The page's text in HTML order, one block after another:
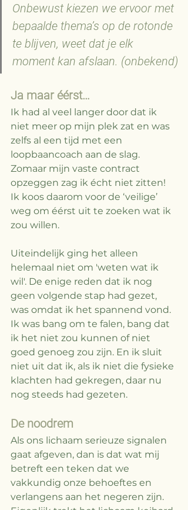
Onbewust kiezen we ervoor met
bepaalde thema’s op de rotonde
te blijven, weet dat je elk
moment kan afslaan. (onbekend)
Ja maar éérst…
Ik had al veel langer door dat ik
niet meer op mijn plek zat en was
zelfs al een tijd met een
loopbaancoach aan de slag.
Zomaar mijn vaste contract
opzeggen zag ik écht niet zitten!
Ik koos daarom voor de ‘veilige’
weg om éérst uit te zoeken wat ik
zou willen.
Uiteindelijk ging het alleen
helemaal niet om 'weten wat ik
wil'. De enige reden dat ik nog
geen volgende stap had gezet,
was omdat ik het spannend vond.
Ik was bang om te falen, bang dat
ik het niet zou kunnen of niet
goed genoeg zou zijn. En ik sluit
niet uit dat ik, als ik niet die fysieke
klachten had gekregen, daar nu
nog steeds had gezeten.
De noodrem
Als ons lichaam serieuze signalen
gaat afgeven, dan is dat wat mij
betreft een teken dat we
vakkundig onze behoeftes en
verlangens aan het negeren zijn.